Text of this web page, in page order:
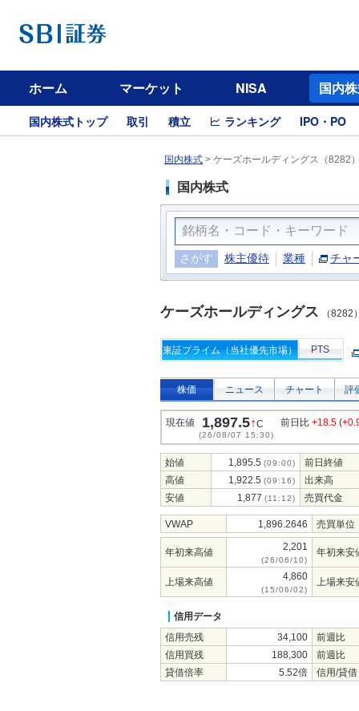
ホーム マーケット NISA 国内
国内株式トップ 取引 積立 ランキング IPO・PO
国内株式 > ケーズホールディングス（8282
国内株式
さがす 株主優待 業種 チャ
ケーズホールディングス （8282
東証プライム（当社優先市場） PTS
株価 ニュース チャート 評
現在値 1,897.5↑C
(26/08/07 15:30)
前日比 +18.5 (
始値 1,895.5 (09:00)
前日終値
高値
1,922.5 (09:16)
出来高
安値
1,877 (11:12) 売買代金
VWAP 1,896.2646 売買単位
年初来高値 2,201
(26/06/10)
年初来安
上場来高値 4,860
(15/06/02)
上場来安
信用データ
信用売残
34,100
前週比
信用買残
188,300
前週比
貸借倍率
5.52倍 信用/貸借